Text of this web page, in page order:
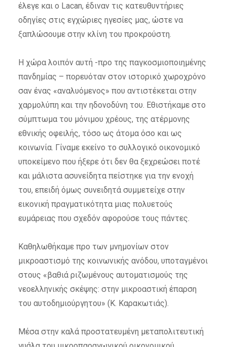
έλεγε και o Lacan, έδιναν τις κατευθυντήριες
οδηγίες στις εγχώριες ηγεσίες μας, ώστε να
ξαπλώσουμε στην κλίνη του προκρούστη.
Η χώρα λοιπόν αυτή -προ της παγκοσμιοποιημένης
πανδημίας – πορευόταν στον ιστορικό χωροχρόνο
σαν ένας «αναλυόμενος» που αντιστέκεται στην
χαρμολύπη και την ηδονοδύνη του. Εθιστήκαμε στο
σύμπτωμα του μόνιμου χρέους, της ατέρμονης
εθνικής οφειλής, τόσο ως άτομα όσο και ως
κοινωνία. Γίναμε εκείνο το συλλογικό οικονομικό
υποκείμενο που ήξερε ότι δεν θα ξεχρεώσει ποτέ
και μάλιστα ασυνείδητα πείστηκε για την ενοχή
του, επειδή όμως συνειδητά συμμετείχε στην
εικονική πραγματικότητα μιας πολυετούς
ευμάρειας που σχεδόν αφορούσε τους πάντες.
Καθηλωθήκαμε προ των μνημονίων στον
μικροαστισμό της κοινωνικής ανόδου, υποταγμένοι
στους «βαθιά ριζωμένους αυτοματισμούς της
νεοελληνικής σκέψης: στην μικροαστική έπαρση
του αυτοδημιούργητου» (Κ. Καρακωτιάς).
Μέσα στην καλά προστατευμένη μεταπολιτευτική